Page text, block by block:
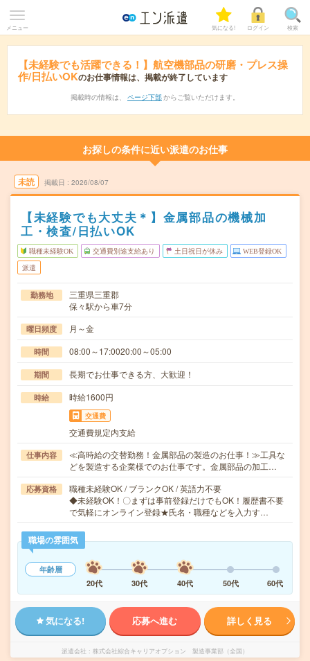
メニュー 気になる! ログイン 検索
【未経験でも活躍できる！】航空機部品の研磨・プレス操
作/日払いOKのお仕事情報は、掲載が終了しています
掲載時の情報は、 ページ下部 からご覧いただけます。
お探しの条件に近い派遣のお仕事
未読 掲載日 2026/08/07
【未経験でも大丈夫＊】金属部品の機械加
工・検査/日払いOK
職種未経験OK 交通費別途支給あり 土日祝日が休み WEB登録OK
派遣
勤務地
三重県三重郡
保々駅から車7分
曜日頻度 月～金
時間 08:00～17:0020:00～05:00
期間 長期でお仕事できる方、大歓迎！
時給 時給1600円
交通費
交通費規定内支給
仕事内容
≪高時給の交替勤務！金属部品の製造のお仕事！≫工具な
どを製造する企業様でのお仕事です。金属部品の加工…
応募資格
職種未経験OK / ブランクOK / 英語力不要
◆未経験OK！〇まずは事前登録だけでもOK！履歴書不要
で気軽にオンライン登録★氏名・職種などを入力す…
職場の雰囲気
年齢層
20代
30代 40代 50代 60代
気になる! 応募へ進む 詳しく見る
派遣会社 株式会社綜合キャリアオプション 製造事業部（全国）